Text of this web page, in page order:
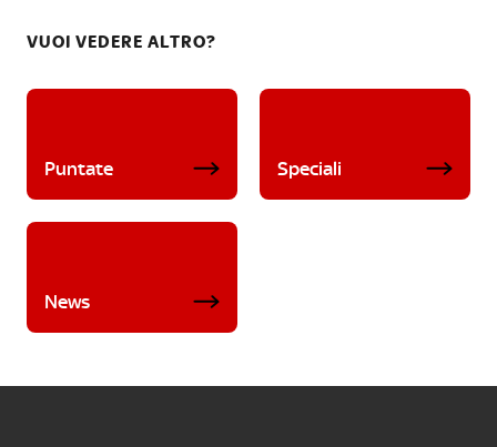
VUOI VEDERE ALTRO?
Puntate Speciali
News